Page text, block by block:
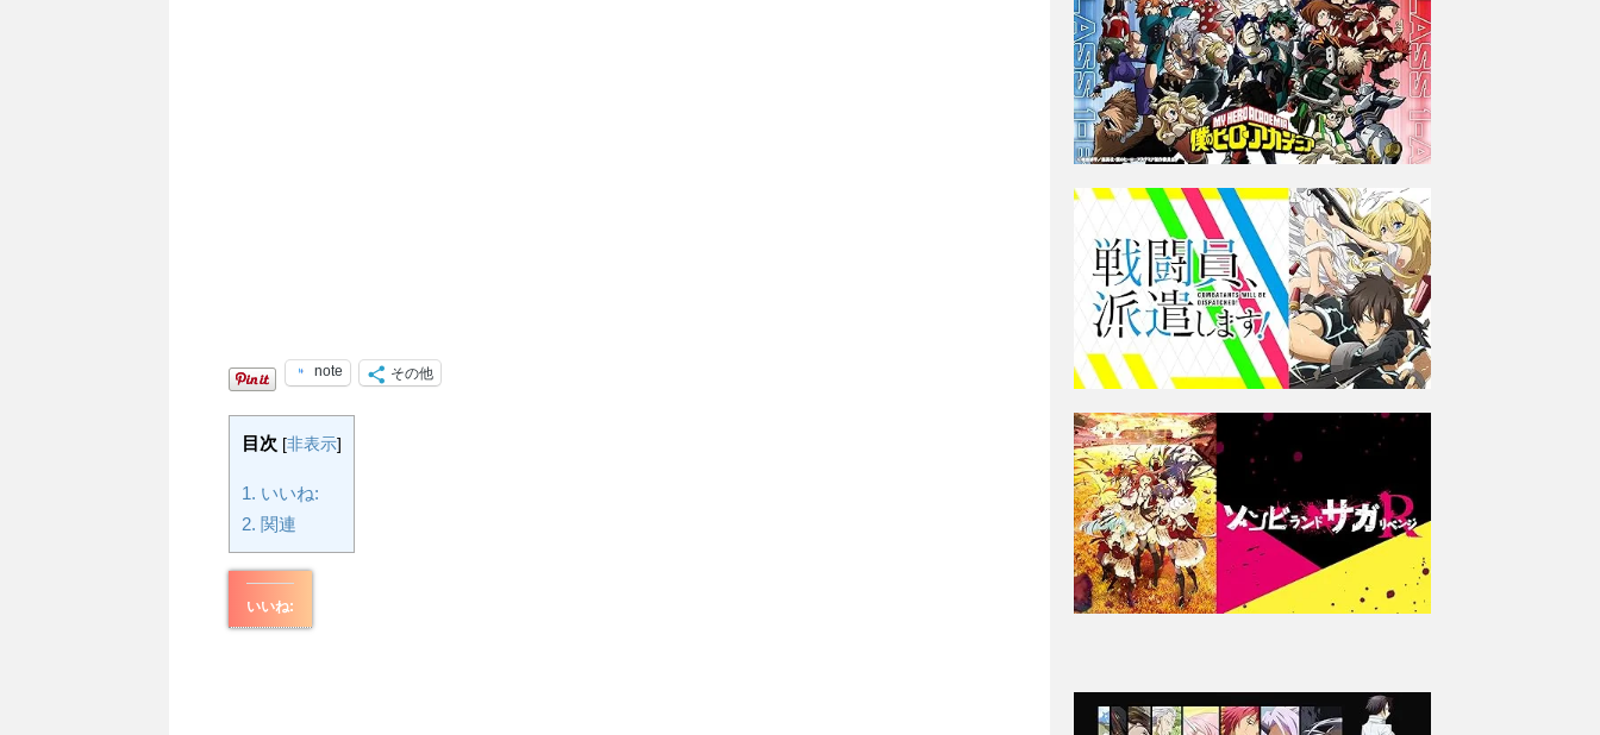
note その他
目次 [非表示]
1. いいね:
2. 関連
いいね: